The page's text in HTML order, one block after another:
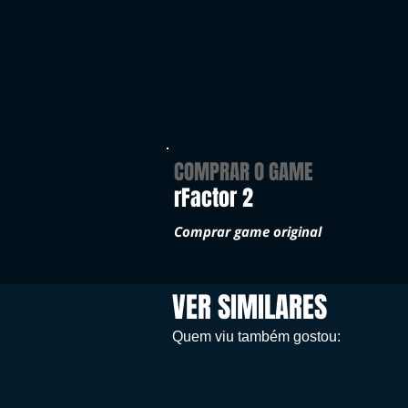
COMPRAR O GAME
rFactor 2
Comprar game original
VER SIMILARES
Quem viu também gostou: